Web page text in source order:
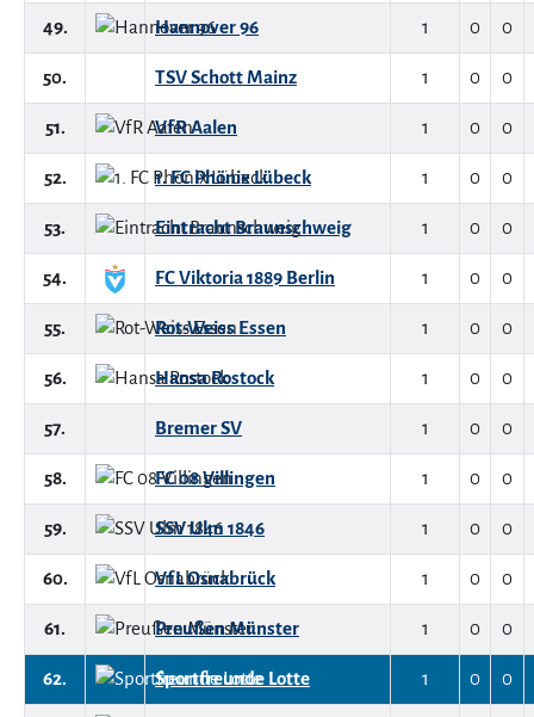
49. Hannover 96 1 0 0
50. TSV Schott Mainz 1 0 0
51. VfR Aalen 1 0 0
52. 1. FC Phönix Lübeck 1 0 0
53. Eintracht Braunschweig 1 0 0
54. FC Viktoria 1889 Berlin 1 0 0
55. Rot-Weiss Essen 1 0 0
56. Hansa Rostock 1 0 0
57. Bremer SV 1 0 0
58. FC 08 Villingen 1 0 0
59. SSV Ulm 1846 1 0 0
60. VfL Osnabrück 1 0 0
61. Preußen Münster 1 0 0
62. Sportfreunde Lotte 1 0 0